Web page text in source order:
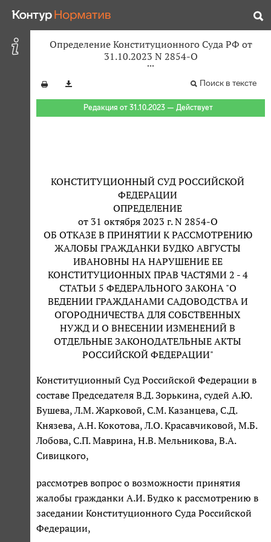
Определение Конституционного Суда РФ от
31.10.2023 N 2854-О
Поиск в тексте
Редакция от 31.10.2023 — Действует
КОНСТИТУЦИОННЫЙ СУД РОССИЙСКОЙ
ФЕДЕРАЦИИ
ОПРЕДЕЛЕНИЕ
от 31 октября 2023 г. N 2854-О
ОБ ОТКАЗЕ В ПРИНЯТИИ К РАССМОТРЕНИЮ
ЖАЛОБЫ ГРАЖДАНКИ БУДКО АВГУСТЫ
ИВАНОВНЫ НА НАРУШЕНИЕ ЕЕ
КОНСТИТУЦИОННЫХ ПРАВ ЧАСТЯМИ 2 - 4
СТАТЬИ 5 ФЕДЕРАЛЬНОГО ЗАКОНА "О
ВЕДЕНИИ ГРАЖДАНАМИ САДОВОДСТВА И
ОГОРОДНИЧЕСТВА ДЛЯ СОБСТВЕННЫХ
НУЖД И О ВНЕСЕНИИ ИЗМЕНЕНИЙ В
ОТДЕЛЬНЫЕ ЗАКОНОДАТЕЛЬНЫЕ АКТЫ
РОССИЙСКОЙ ФЕДЕРАЦИИ"
Конституционный Суд Российской Федерации в
составе Председателя В.Д. Зорькина, судей А.Ю.
Бушева, Л.М. Жарковой, С.М. Казанцева, С.Д.
Князева, А.Н. Кокотова, Л.О. Красавчиковой, М.Б.
Лобова, С.П. Маврина, Н.В. Мельникова, В.А.
Сивицкого,
рассмотрев вопрос о возможности принятия
жалобы гражданки А.И. Будко к рассмотрению в
заседании Конституционного Суда Российской
Федерации,